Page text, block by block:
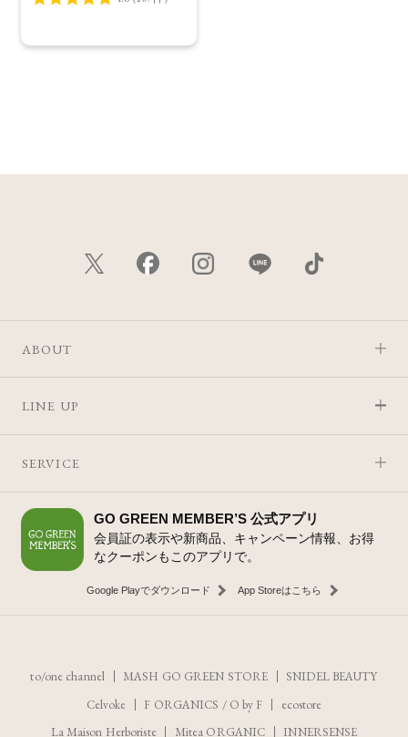
ABOUT
LINE UP
SERVICE
GO GREEN MEMBER’S 公式アプリ
会員証の表示や新商品、キャンペーン情報、お得
なクーポンもこのアプリで。
Google Playでダウンロード App Storeはこちら
to/one channel MASH GO GREEN STORE
SNIDEL BEAUTY
Celvoke
F ORGANICS / O by F
ecostore
La Maison Herboriste
Mitea ORGANIC INNERSENSE